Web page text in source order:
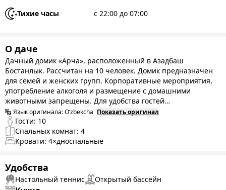
Тихие часы с 22:00 до 07:00
О даче
Дачный домик «Арча», расположенный в Азадбаш
Бостанлык. Рассчитан на 10 человек. Домик предназначен
для семей и женских групп. Корпоративные мероприятия,
употребление алкоголя и размещение с домашними
животными запрещены. Для удобства гостей
предусмотрены дополнительные удобства, такие как: Wi-Fi,
настольный теннис, летняя кухня, барбекю, летний бассейн.
Во дворе есть качели, стол, стулья и обеденный стол.
Уютное, чистое место. Во дворе можно припарковать около
Язык оригинала:O‘zbekcha Показать оригинал
Гости: 10
Спальных комнат: 4
Кровати: 4×дноспальные
Удобства
Настольный теннис Открытый бассейн